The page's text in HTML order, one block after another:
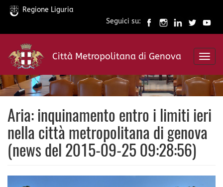
Salta
contenuto
principale
Regione Liguria
Seguici su:
Città Metropolitana di Genova
Aria: inquinamento entro i limiti ieri
nella città metropolitana di genova
(news del 2015-09-25 09:28:56)